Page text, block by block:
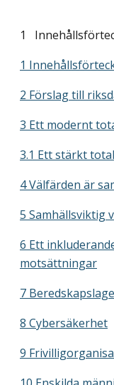
1
1
2 Förslag till
3 Ett modernt
3.1 Ett stärkt
4 Välfärden är
5 Samhällsviktig
6 Ett
motsättningar
7
8 Cybersäkerhet
9